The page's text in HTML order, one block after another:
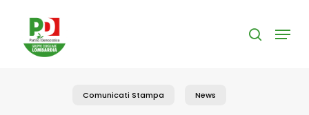
content
search
Menu
Comunicati Stampa News